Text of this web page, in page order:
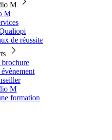
M
M
de réussite
brochure
M
formation